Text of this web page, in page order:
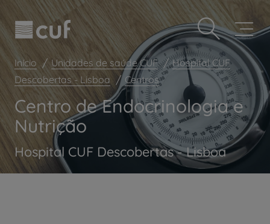
Observação:
este
site
inclui
sistema
acessibilidade.
para
conteúdo
principal
Prevenção e bem-estar
Grandes Áreas da Saúde
Serviços CUF
Plano +CUF
My CUF
Clientes e acompanhantes
CUF Academic Center
Para profissionais
Início Unidades de saúde CUF
Hospital CUF
Descobertas - Lisboa
Centros
Centro de Endocrinologia e
Nutrição
Hospital CUF Descobertas - Lisboa